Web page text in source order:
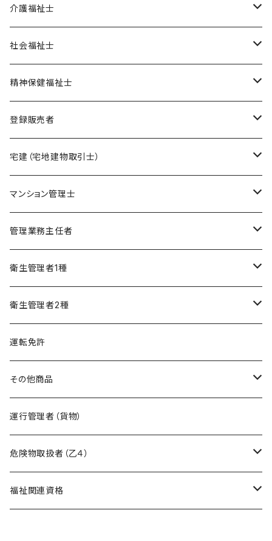
オリジナル教材
ポイント集
暗記カード
模擬試験
基礎編
実力編
フルセット
ポイント集
暗記カード
ケアマネージャー
介護福祉士
社会福祉士
精神保健福祉士
介護福祉士
在宅模擬試験
オリジナル教材
フルセット
社会福祉士
オリジナル教材
模擬試験
フルセット
精神保健福祉士
オリジナル教材
模擬試験
フルセット
登録販売者
オリジナル教材
模擬試験
フルセット
宅建（宅地建物取引士）
オリジナル教材
模擬試験
フルセット
マンション管理士
オリジナル教材
模擬試験
フルセット
管理業務主任者
オリジナル教材
模擬試験
フルセット
衛生管理者1種
オリジナル教材
模擬試験
フルセット
衛生管理者2種
オリジナル教材
模擬試験
フルセット
運転免許
その他商品
暗記カード作成キット
運行管理者（貨物）
危険物取扱者（乙４）
在宅模擬試験
福祉関連資格